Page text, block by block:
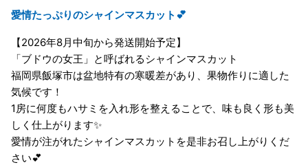
愛情たっぷりのシャインマスカット💕
【2026年8月中旬から発送開始予定】
「ブドウの女王」と呼ばれるシャインマスカット
福岡県飯塚市は盆地特有の寒暖差があり、果物作りに適した
気候です！
1房に何度もハサミを入れ形を整えることで、味も良く形も美
しく仕上がります✨
愛情が注がれたシャインマスカットを是非お召し上がりくだ
さい💕